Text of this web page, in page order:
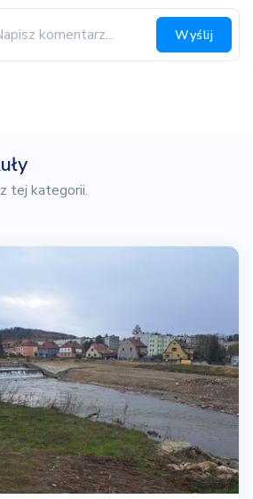
Wyślij
tej kategorii.